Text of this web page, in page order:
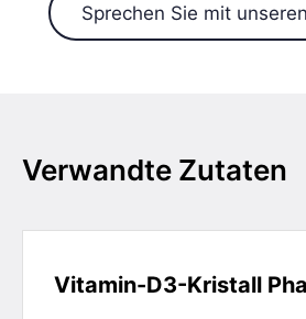
Sprechen Sie mit
Verwandte Zutaten
Vitamin-D3-Kristall